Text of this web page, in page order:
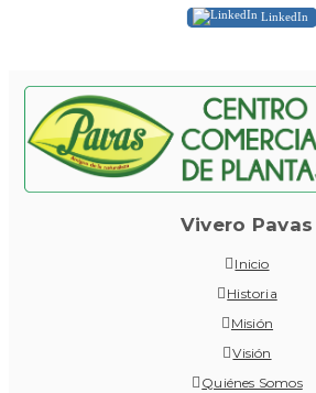
LinkedIn
Vivero Pavas
Inicio
Historia
Misión
Visión
Quiénes Somos